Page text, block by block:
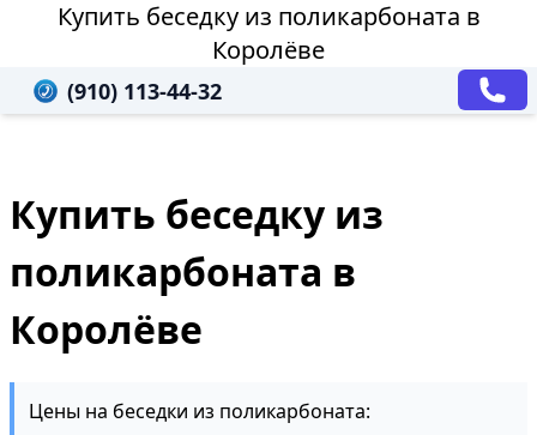
Купить беседку из поликарбоната в
Королёве
(910) 113-44-32
Купить беседку из
поликарбоната в
Королёве
Цены на беседки из поликарбоната: